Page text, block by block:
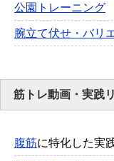
公園トレーニング
腕立て伏せ・バリ
筋トレ動画・実践
腹筋に特化した実